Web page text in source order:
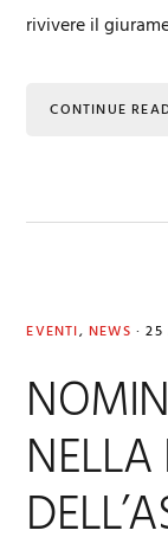
rivivere il
CONTINUE
EVENTI, NEWS · 25